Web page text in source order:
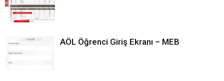
AÖL Öğrenci Giriş Ekranı – MEB